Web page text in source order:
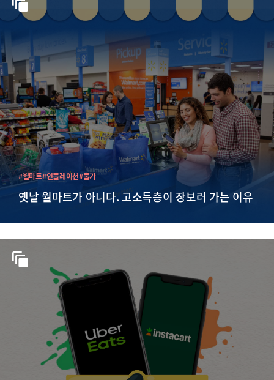
옛날 월마트가 아니다. 고소득층이 장보러 가는 이유
#월마트#인플레이션#물가